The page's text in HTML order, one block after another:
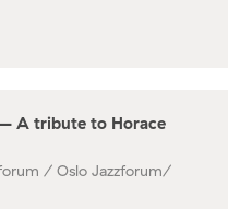
A tribute to Horace
/ Oslo Jazzforum/